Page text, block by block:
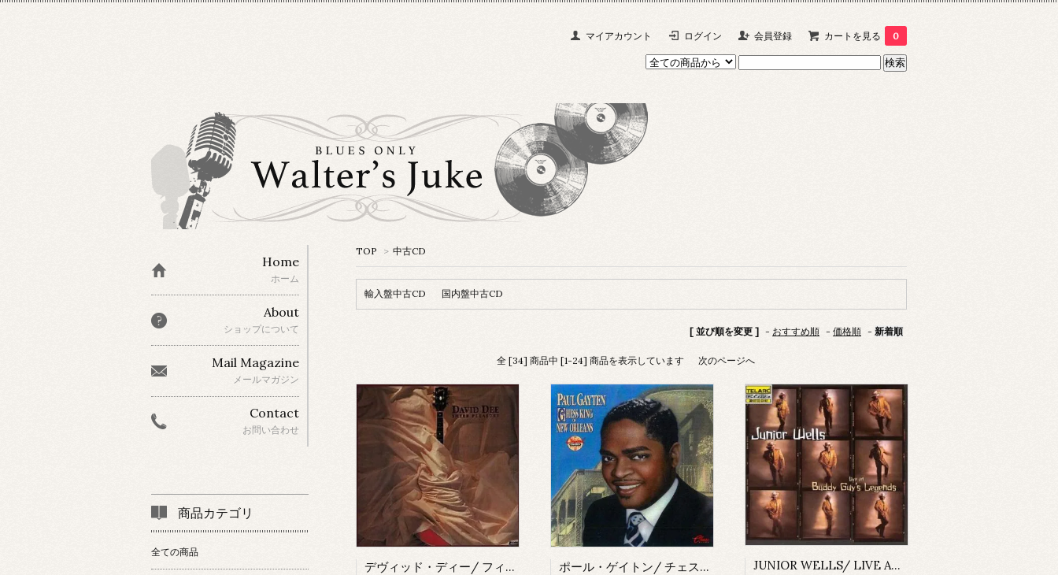
マイアカウント ログイン 会員登録 カートを見る 0
TOP > 中古CD
輸入盤中古CD 国内盤中古CD
[ 並び順を変更 ] - おすすめ順 - 価格順 - 新着順
全 [34] 商品中 [1-24] 商品を表示しています 次のページへ
デヴィッド・ディー/ フィッシング・ザ・ブルース ポール・ゲイトン/ チェス・キング・オブ・ニューオリンズ JUNIOR WELLS/ LIVE AT BUDDY GUY'S LEGENDS
Home
ホーム
About
ショップについて
Mail Magazine
メールマガジン
Contact
お問い合わせ
商品カテゴリ
全ての商品